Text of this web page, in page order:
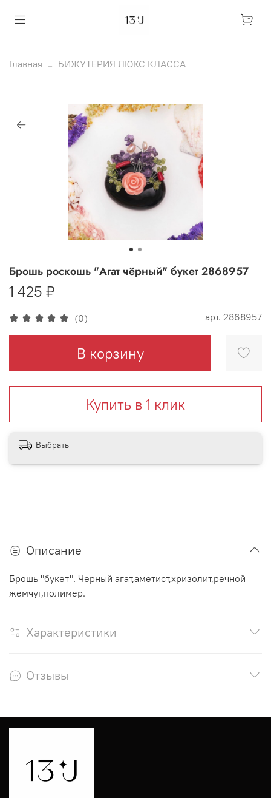
Главная БИЖУТЕРИЯ ЛЮКС КЛАССА
(0) арт. 2868957
Брошь роскошь "Агат чёрный" букет 2868957
1 425 ₽
В корзину
Купить в 1 клик
Выбрать
Описание
Брошь "букет". Черный агат,аметист,хризолит,речной
жемчуг,полимер.
Характеристики
Отзывы